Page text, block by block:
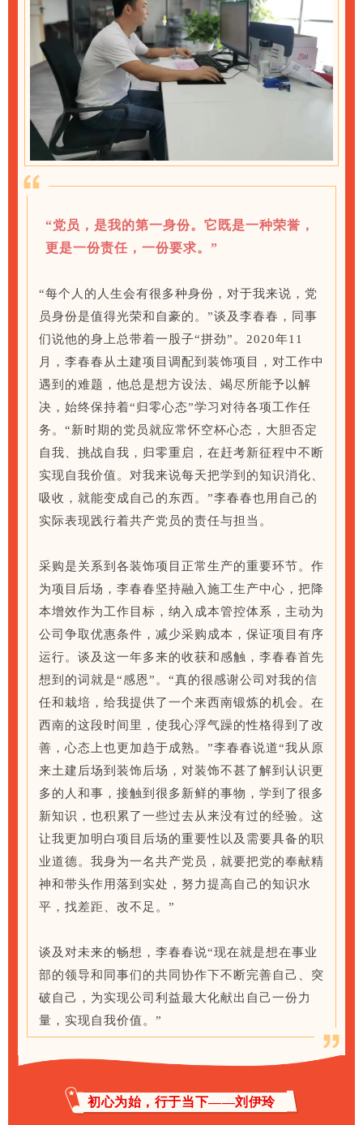
“党员，是我的第一身份。它既是一种荣誉，
更是一份责任，一份要求。”
“每个人的人生会有很多种身份，对于我来说，党
员身份是值得光荣和自豪的。”谈及李春春，同事
们说他的身上总带着一股子“拼劲”。2020年11
月，李春春从土建项目调配到装饰项目，对工作中
遇到的难题，他总是想方设法、竭尽所能予以解
决，始终保持着“归零心态”学习对待各项工作任
务。“新时期的党员就应常怀空杯心态，大胆否定
自我、挑战自我，归零重启，在赶考新征程中不断
实现自我价值。对我来说每天把学到的知识消化、
吸收，就能变成自己的东西。”李春春也用自己的
实际表现践行着共产党员的责任与担当。
采购是关系到各装饰项目正常生产的重要环节。作
为项目后场，李春春坚持融入施工生产中心，把降
本增效作为工作目标，纳入成本管控体系，主动为
公司争取优惠条件，减少采购成本，保证项目有序
运行。谈及这一年多来的收获和感触，李春春首先
想到的词就是“感恩”。“真的很感谢公司对我的信
任和栽培，给我提供了一个来西南锻炼的机会。在
西南的这段时间里，使我心浮气躁的性格得到了改
善，心态上也更加趋于成熟。”李春春说道“我从原
来土建后场到装饰后场，对装饰不甚了解到认识更
多的人和事，接触到很多新鲜的事物，学到了很多
新知识，也积累了一些过去从来没有过的经验。这
让我更加明白项目后场的重要性以及需要具备的职
业道德。我身为一名共产党员，就要把党的奉献精
神和带头作用落到实处，努力提高自己的知识水
平，找差距、改不足。”
谈及对未来的畅想，李春春说“现在就是想在事业
部的领导和同事们的共同协作下不断完善自己、突
破自己，为实现公司利益最大化献出自己一份力
量，实现自我价值。”
初心为始，行于当下——刘伊玲